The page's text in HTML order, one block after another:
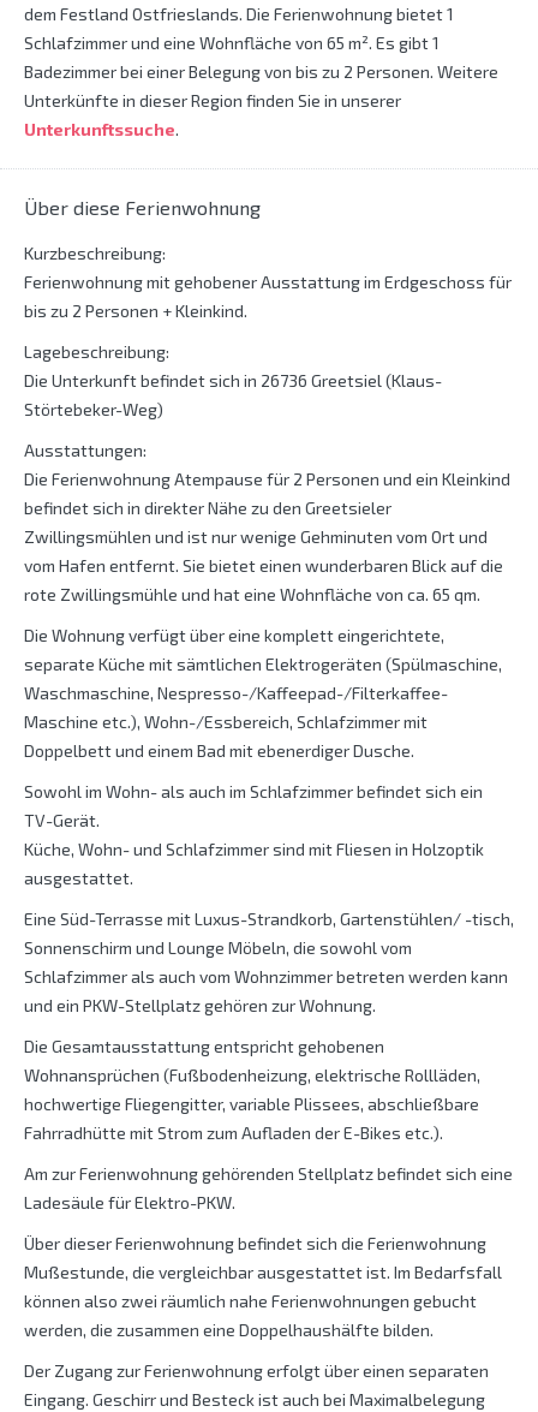
dem Festland Ostfrieslands. Die Ferienwohnung bietet 1
Schlafzimmer und eine Wohnfläche von 65 m². Es gibt 1
Badezimmer bei einer Belegung von bis zu 2 Personen. Weitere
Unterkünfte in dieser Region finden Sie in unserer
Unterkunftssuche.
Über diese Ferienwohnung
Kurzbeschreibung:
Ferienwohnung mit gehobener Ausstattung im Erdgeschoss für
bis zu 2 Personen + Kleinkind.
Lagebeschreibung:
Die Unterkunft befindet sich in 26736 Greetsiel (Klaus-
Störtebeker-Weg)
Ausstattungen:
Die Ferienwohnung Atempause für 2 Personen und ein Kleinkind
befindet sich in direkter Nähe zu den Greetsieler
Zwillingsmühlen und ist nur wenige Gehminuten vom Ort und
vom Hafen entfernt. Sie bietet einen wunderbaren Blick auf die
rote Zwillingsmühle und hat eine Wohnfläche von ca. 65 qm.
Die Wohnung verfügt über eine komplett eingerichtete,
separate Küche mit sämtlichen Elektrogeräten (Spülmaschine,
Waschmaschine, Nespresso-/Kaffeepad-/Filterkaffee-
Maschine etc.), Wohn-/Essbereich, Schlafzimmer mit
Doppelbett und einem Bad mit ebenerdiger Dusche.
Sowohl im Wohn- als auch im Schlafzimmer befindet sich ein
TV-Gerät.
Küche, Wohn- und Schlafzimmer sind mit Fliesen in Holzoptik
ausgestattet.
Eine Süd-Terrasse mit Luxus-Strandkorb, Gartenstühlen/ -tisch,
Sonnenschirm und Lounge Möbeln, die sowohl vom
Schlafzimmer als auch vom Wohnzimmer betreten werden kann
und ein PKW-Stellplatz gehören zur Wohnung.
Die Gesamtausstattung entspricht gehobenen
Wohnansprüchen (Fußbodenheizung, elektrische Rollläden,
hochwertige Fliegengitter, variable Plissees, abschließbare
Fahrradhütte mit Strom zum Aufladen der E-Bikes etc.).
Am zur Ferienwohnung gehörenden Stellplatz befindet sich eine
Ladesäule für Elektro-PKW.
Über dieser Ferienwohnung befindet sich die Ferienwohnung
Mußestunde, die vergleichbar ausgestattet ist. Im Bedarfsfall
können also zwei räumlich nahe Ferienwohnungen gebucht
werden, die zusammen eine Doppelhaushälfte bilden.
Der Zugang zur Ferienwohnung erfolgt über einen separaten
Eingang. Geschirr und Besteck ist auch bei Maximalbelegung